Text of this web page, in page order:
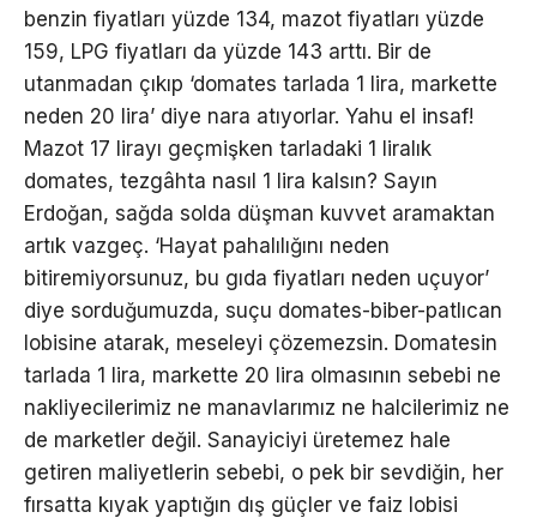
benzin fiyatları yüzde 134, mazot fiyatları yüzde
159, LPG fiyatları da yüzde 143 arttı. Bir de
utanmadan çıkıp ‘domates tarlada 1 lira, markette
neden 20 lira’ diye nara atıyorlar. Yahu el insaf!
Mazot 17 lirayı geçmişken tarladaki 1 liralık
domates, tezgâhta nasıl 1 lira kalsın? Sayın
Erdoğan, sağda solda düşman kuvvet aramaktan
artık vazgeç. ‘Hayat pahalılığını neden
bitiremiyorsunuz, bu gıda fiyatları neden uçuyor’
diye sorduğumuzda, suçu domates-biber-patlıcan
lobisine atarak, meseleyi çözemezsin. Domatesin
tarlada 1 lira, markette 20 lira olmasının sebebi ne
nakliyecilerimiz ne manavlarımız ne halcilerimiz ne
de marketler değil. Sanayiciyi üretemez hale
getiren maliyetlerin sebebi, o pek bir sevdiğin, her
fırsatta kıyak yaptığın dış güçler ve faiz lobisi